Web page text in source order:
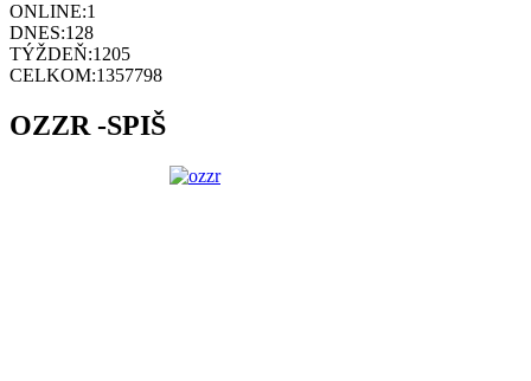
ONLINE:1
DNES:128
TÝŽDEŇ:1205
CELKOM:1357798
OZZR -SPIŠ